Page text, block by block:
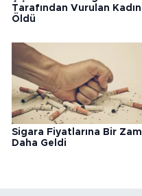
Tarafından Vurulan Kadın
Öldü
Sigara Fiyatlarına Bir Zam
Daha Geldi